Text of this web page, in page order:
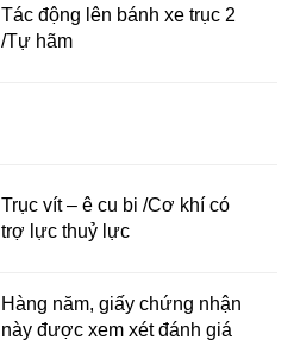
Tác động lên bánh xe trục 2
/Tự hãm
Trục vít – ê cu bi /Cơ khí có
trợ lực thuỷ lực
Hàng năm, giấy chứng nhận
này được xem xét đánh giá